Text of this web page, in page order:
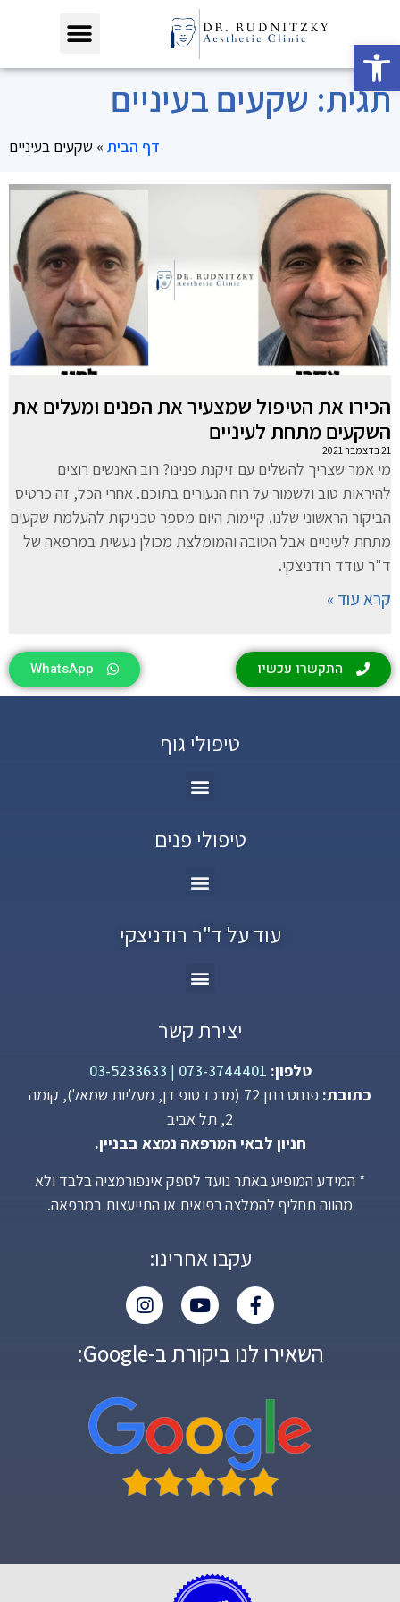
פתח סרגל נגישות
תגית: שקעים בעיניים
דף הבית » שקעים בעיניים
הכירו את הטיפול שמצעיר את הפנים ומעלים את
השקעים מתחת לעיניים
21 בדצמבר 2021
מי אמר שצריך להשלים עם זיקנת פנינו? רוב האנשים רוצים
להיראות טוב ולשמור על רוח הנעורים בתוכם. אחרי הכל, זה כרטיס
הביקור הראשוני שלנו. קיימות היום מספר טכניקות להעלמת שקעים
מתחת לעיניים אבל הטובה והמומלצת מכולן נעשית במרפאה של
ד"ר עודד רודניצקי.
קרא עוד »
התקשרו עכשיו WhatsApp
טיפולי גוף
טיפולי פנים
עוד על ד"ר רודניצקי
יצירת קשר
טלפון: 073-3744401
|
03-5233633
כתובת:
פנחס רוזן 72 (מרכז טופ דן, מעליות שמאל), קומה
2, תל אביב
חניון לבאי המרפאה נמצא בבניין.
* המידע המופיע באתר נועד לספק אינפורמציה בלבד ולא
מהווה תחליף להמלצה רפואית או התייעצות במרפאה.
עקבו אחרינו:
השאירו לנו ביקורת ב-Google: